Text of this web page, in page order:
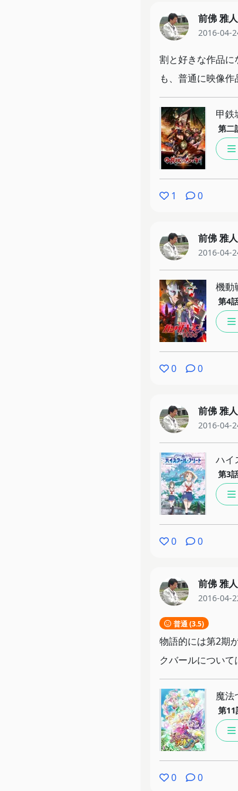
前佛 雅
2016-04-
割と好きな作品
も、普通に映像作
甲鉄
第二
1 0
前佛 雅
2016-04-
機動
第4
0 0
前佛 雅
2016-04-
ハイ
第3
0 0
前佛 雅
2016-04-
普通 (3.5)
物語的には第2期
クバールについ
魔法
第11
0 0